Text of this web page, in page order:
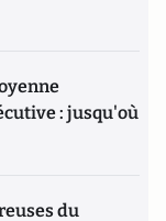
: jusqu'où
du